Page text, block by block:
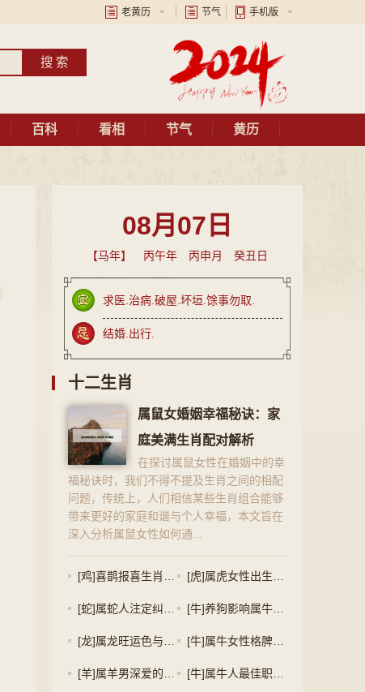
老黄历 节气 手机版
百科 看相 节气 黄历
08月07日
【马年】 丙午年 丙申月 癸丑日
求医.治病.破屋.坏垣.馀事勿取.
结婚.出行.
十二生肖
属鼠女婚姻幸福秘诀：家
庭美满生肖配对解析
在探讨属鼠女性在婚姻中的幸
福秘诀时，我们不得不提及生肖之间的相配
问题，传统上，人们相信某些生肖组合能够
带来更好的家庭和谐与个人幸福，本文旨在
深入分析属鼠女性如何通...
[鸡]喜鹊报喜生肖鸡,适合职业探索指南 [虎]属虎女性出生月份与财富命运及理想配偶特征
[蛇]属蛇人注定纠缠生肖狗，揭秘相冲的生肖关系 [牛]养狗影响属牛人运势，另一半命中注定？
[龙]属龙旺运色与牛年吉祥植物：风水色彩搭配指南 [牛]属牛女性格脾气及四大贵人特点分析
[羊]属羊男深爱的女人类型与生肖鼠的缺点分析 [牛]属牛人最佳职业选择及羊日冲牛影响解析